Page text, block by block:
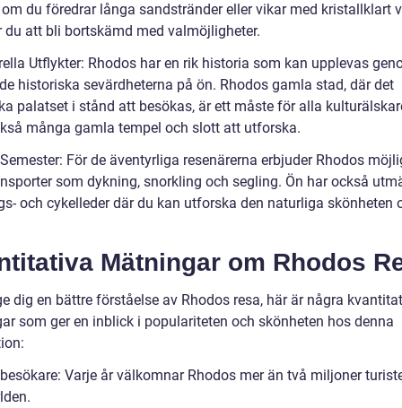
du föredrar långa sandstränder eller vikar med kristallklart
du att bli bortskämd med valmöjligheter.
Utflykter: Rhodos har en rik historia som kan upplevas
historiska sevärdheterna på ön. Rhodos gamla stad, där det
palatset i stånd att besökas, är ett måste för alla
många gamla tempel och slott att utforska.
För de äventyrliga resenärerna erbjuder Rhodos
som dykning, snorkling och segling. Ön har också
och cykelleder där du kan utforska den naturliga skönheten
Mätningar om Rhodos
dig en bättre förståelse av Rhodos resa, här är några
som ger en inblick i populariteten och skönheten hos denna
Varje år välkomnar Rhodos mer än två miljoner